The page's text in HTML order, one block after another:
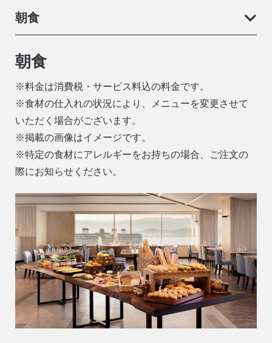
朝食
朝食
※料金は消費税・サービス料込の料金です。
※食材の仕入れの状況により、メニューを変更させて
いただく場合がございます。
※掲載の画像はイメージです。
※特定の食材にアレルギーをお持ちの場合、ご注文の
際にお知らせください。